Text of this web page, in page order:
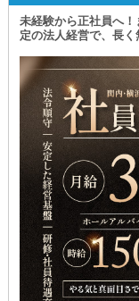
未経験から正社員へ
定の法人経営で、長く